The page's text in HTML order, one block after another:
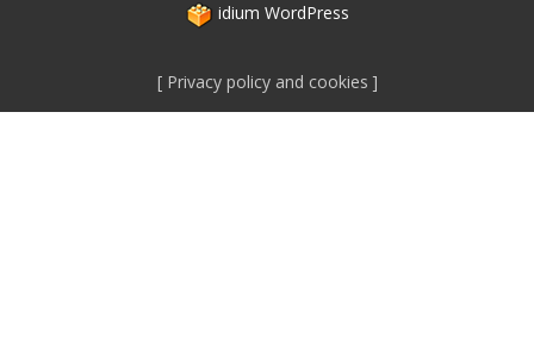
idium WordPress
Privacy policy and cookies